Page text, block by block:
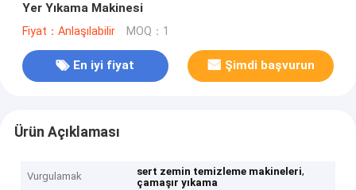
Yer Yıkama Makinesi
Fiyat：Anlaşılabilir MOQ：1
En iyi fiyat Şimdi başvurun
Ürün Açıklaması
Vurgulamak sert zemin temizleme makineleri,
çamaşır yıkama